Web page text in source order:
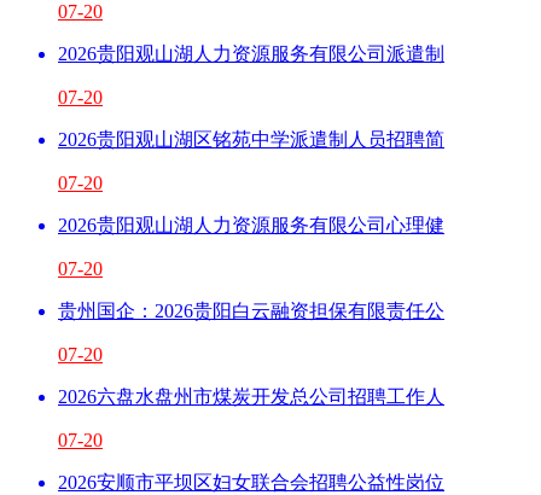
07-20
2026贵阳观山湖人力资源服务有限公司派遣制
07-20
2026贵阳观山湖区铭苑中学派遣制人员招聘简
07-20
2026贵阳观山湖人力资源服务有限公司心理健
07-20
贵州国企：2026贵阳白云融资担保有限责任公
07-20
2026六盘水盘州市煤炭开发总公司招聘工作人
07-20
2026安顺市平坝区妇女联合会招聘公益性岗位